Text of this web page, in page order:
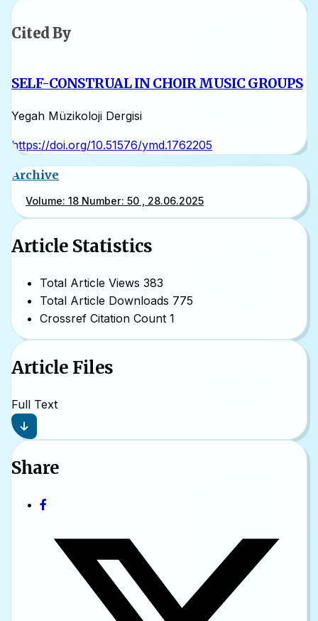
Cited By
SELF-CONSTRUAL IN CHOIR MUSIC GROUPS
Yegah Müzikoloji Dergisi
https://doi.org/10.51576/ymd.1762205
Archive
Volume: 18 Number: 50 , 28.06.2025
Article Statistics
Total Article Views 383
Total Article Downloads 775
Crossref Citation Count 1
Article Files
Full Text
Share